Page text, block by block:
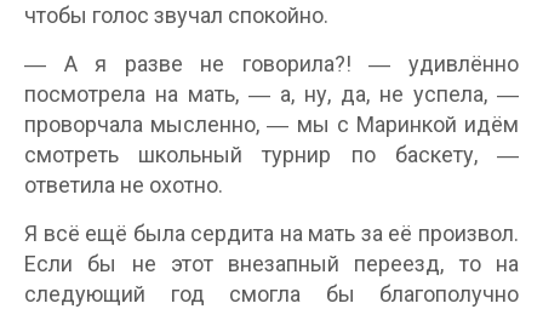
чтобы голос звучал спокойно.
― А я разве не говорила?! ― удивлённо
посмотрела на мать, ― а, ну, да, не успела, ―
проворчала мысленно, ― мы с Маринкой идём
смотреть школьный турнир по баскету, ―
ответила не охотно.
Я всё ещё была сердита на мать за её произвол.
Если бы не этот внезапный переезд, то на
следующий год смогла бы благополучно